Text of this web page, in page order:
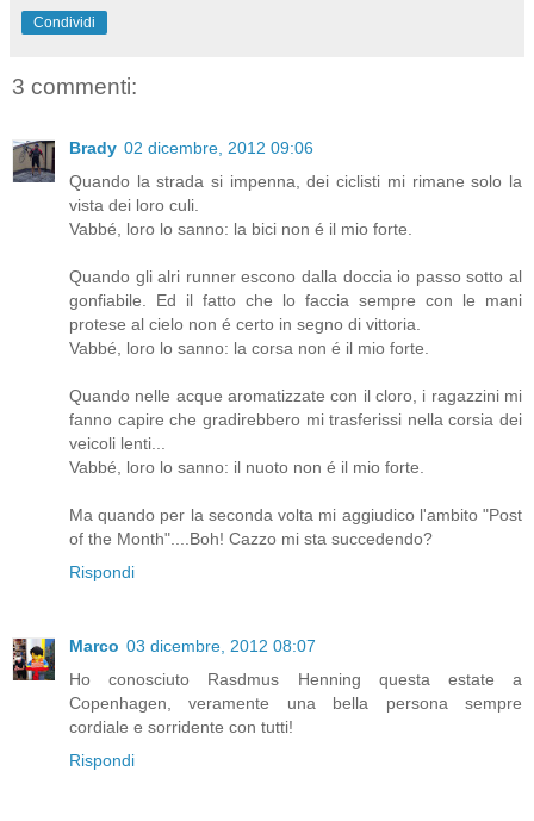
Condividi
3 commenti:
Brady 02 dicembre, 2012 09:06
Quando la strada si impenna, dei ciclisti mi rimane solo la
vista dei loro culi.
Vabbé, loro lo sanno: la bici non é il mio forte.
Quando gli alri runner escono dalla doccia io passo sotto al
gonfiabile. Ed il fatto che lo faccia sempre con le mani
protese al cielo non é certo in segno di vittoria.
Vabbé, loro lo sanno: la corsa non é il mio forte.
Quando nelle acque aromatizzate con il cloro, i ragazzini mi
fanno capire che gradirebbero mi trasferissi nella corsia dei
veicoli lenti...
Vabbé, loro lo sanno: il nuoto non é il mio forte.
Ma quando per la seconda volta mi aggiudico l'ambito "Post
of the Month"....Boh! Cazzo mi sta succedendo?
Rispondi
Marco 03 dicembre, 2012 08:07
Ho conosciuto Rasdmus Henning questa estate a
Copenhagen, veramente una bella persona sempre
cordiale e sorridente con tutti!
Rispondi